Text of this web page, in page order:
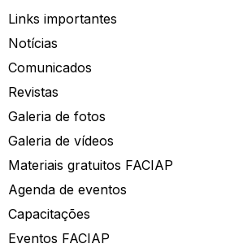
Links importantes
Notícias
Comunicados
Revistas
Galeria de fotos
Galeria de vídeos
Materiais gratuitos FACIAP
Agenda de eventos
Capacitações
Eventos FACIAP